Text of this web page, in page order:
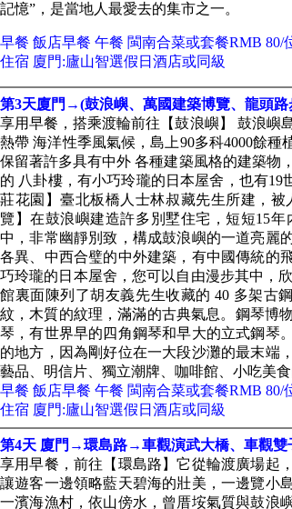
記憶”，是當地人最愛去的集市之一。
早餐 飯店早餐 午餐 閩南合菜或套餐RMB 80/
住宿 廈門:廬山智選假日酒店或同級
第3天廈門→(鼓浪嶼、萬國建築博覽、龍頭
享用早餐，搭乘渡輪前往【鼓浪嶼】 鼓浪嶼
熱帶 海洋性季風氣候，島上90多科4000餘
保留著許多具有中外 各種建築風格的建築物
的 八卦樓，有小巧玲瓏的日本屋舍，也有
莊花園】臺北板橋人士林叔藏先生所建，
覽】在鼓浪嶼建造許多別墅住宅，短短15
中，非常幽靜別致，構成鼓浪嶼的一道亮麗
各異、中西合璧的中外建築，有中國傳統的
巧玲瓏的日本屋舍，您可以自由漫步其中，
館裏面陳列了胡友義先生收藏的 40 多架古
紋，木質的紋理，滿滿的古典氣息。鋼琴博
琴，有世界早的四角鋼琴和早大的立式鋼琴
的地方，因為剛好位在一大段沙灘的最末端
藝品、明信片、獨立潮牌、咖啡館、小吃美
早餐 飯店早餐 午餐 閩南合菜或套餐RMB 80/
住宿 廈門:廬山智選假日酒店或同級
第4天 廈門→環島路→車觀演武大橋、車觀
享用早餐，前往【環島路】它從輪渡廣場起
讓遊客一邊領略藍天碧海的壯美，一邊覽小
一濱海漁村，依山傍水，曾厝垵氣質與鼓浪